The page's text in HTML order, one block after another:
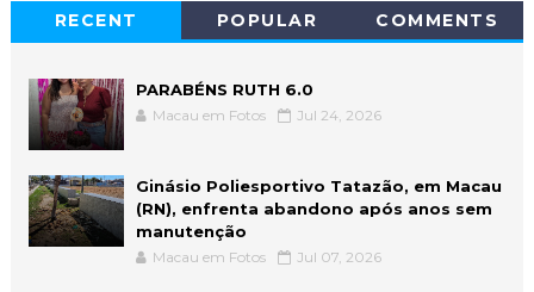
RECENT POPULAR COMMENTS
PARABÉNS RUTH 6.0
Macau em Fotos Jul 24, 2026
Ginásio Poliesportivo Tatazão, em Macau
(RN), enfrenta abandono após anos sem
manutenção
Macau em Fotos Jul 07, 2026